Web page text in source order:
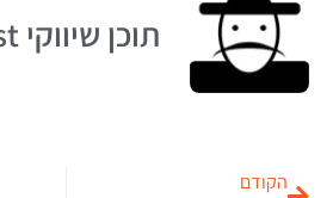
תוכן שיווקי buypost
הקודם